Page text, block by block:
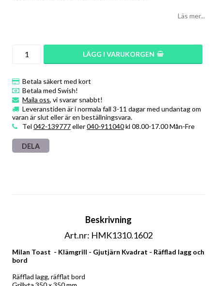
Läs mer...
LÄGG I VARUKORGEN
Betala säkert med kort
Betala med Swish!
Maila oss, vi svarar snabbt!
Leveranstiden är i normala fall 3-11 dagar med undantag om
varan är slut eller är en beställningsvara.
Tel 042-139777eller040-911040kl 08.00-17.00 Mån-Fre
DELA
Beskrivning
Art.nr: HMK1310.1602
Milan Toast  - Klämgrill - Gjutjärn Kvadrat - Räfflad lagg och
bord
Räfflad lagg, räfflat bord